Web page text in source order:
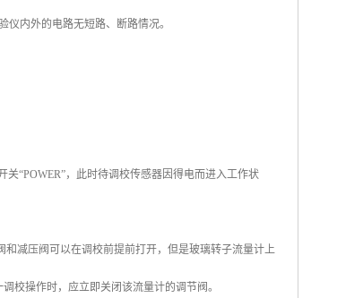
内外的电路无短路、断路情况。
“POWER”，此时待调校传感器因得电而进入工作状
减压阀可以在调校前提前打开，但是玻璃转子流量计上
校操作时，应立即关闭该流量计的调节阀。